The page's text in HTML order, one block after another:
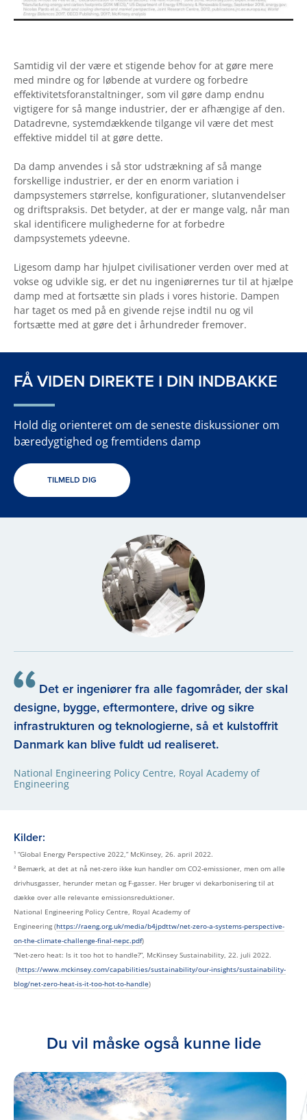
Samtidig vil der være et stigende behov for at gøre mere
med mindre og for løbende at vurdere og forbedre
effektivitetsforanstaltninger, som vil gøre damp endnu
vigtigere for så mange industrier, der er afhængige af den.
Datadrevne, systemdækkende tilgange vil være det mest
effektive middel til at gøre dette.
Da damp anvendes i så stor udstrækning af så mange
forskellige industrier, er der en enorm variation i
dampsystemers størrelse, konfigurationer, slutanvendelser
og driftspraksis. Det betyder, at der er mange valg, når man
skal identificere mulighederne for at forbedre
dampsystemets ydeevne.
Ligesom damp har hjulpet civilisationer verden over med at
vokse og udvikle sig, er det nu ingeniørernes tur til at hjælpe
damp med at fortsætte sin plads i vores historie. Dampen
har taget os med på en givende rejse indtil nu og vil
fortsætte med at gøre det i århundreder fremover.
FÅ VIDEN DIREKTE I DIN INDBAKKE
Hold dig orienteret om de seneste diskussioner om
bæredygtighed og fremtidens damp
TILMELD DIG
Det er ingeniører fra alle fagområder, der skal
designe, bygge, eftermontere, drive og sikre
infrastrukturen og teknologierne, så et kulstoffrit
Danmark kan blive fuldt ud realiseret.
National Engineering Policy Centre, Royal Academy of
Engineering
Kilder:
¹ “Global Energy Perspective 2022,” McKinsey, 26. april 2022.
² Bemærk, at det at nå net-zero ikke kun handler om CO2-emissioner, men om alle
drivhusgasser, herunder metan og F-gasser. Her bruger vi dekarbonisering til at
dække over alle relevante emissionsreduktioner.
National Engineering Policy Centre, Royal Academy of
Engineering (https://raeng.org.uk/media/b4jpdttw/net-zero-a-systems-perspective-
on-the-climate-challenge-final-nepc.pdf)
“Net-zero heat: Is it too hot to handle?”, McKinsey Sustainability, 22. juli 2022.
(https://www.mckinsey.com/capabilities/sustainability/our-insights/sustainability-
blog/net-zero-heat-is-it-too-hot-to-handle)
Du vil måske også kunne lide